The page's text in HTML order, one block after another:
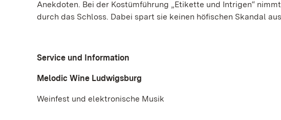
Anekdoten. Bei der Kostümführung „Etikette und Intrigen“
durch das Schloss. Dabei spart sie keinen höfischen Skandal
Service und Information
Melodic Wine Ludwigsburg
Weinfest und elektronische Musik